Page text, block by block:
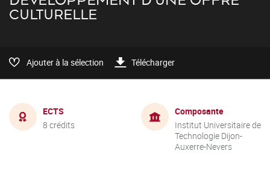
CULTURELLE
Ajouter à la sélection Télécharger
ECTS
8 crédits
Composante
Institut Universitaire de
Technologie Dijon-
Auxerre-Nevers